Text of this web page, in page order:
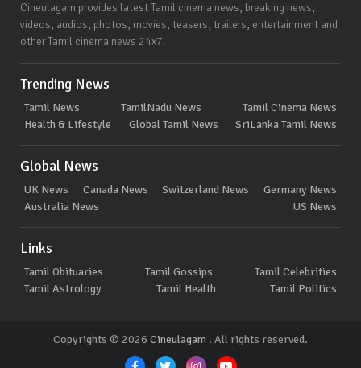
Cineulagam provides latest Tamil cinema news, breaking news,
videos, audios, photos, movies, teasers, trailers, entertainment and
other Tamil cinema news 24x7.
Trending News
Tamil News TamilNadu News
Tamil Cinema News
Health & Lifestyle
Global Tamil News SriLanka Tamil News
Global News
UK News Canada News Switzerland News
Germany News
Australia News
US News
Links
Tamil Obituaries Tamil Gossips
Tamil Celebrities
Tamil Astrology
Tamil Health Tamil Politics
Copyrights © 2026 Cineulagam . All rights reserved.